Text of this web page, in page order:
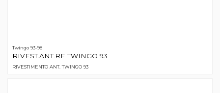
Twingo 93-98
RIVEST.ANT.RE TWINGO 93
RIVESTIMENTO ANT. TWINGO 93